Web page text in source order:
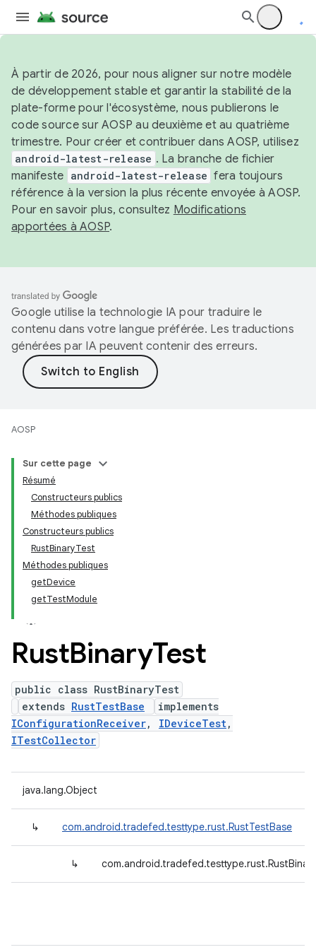
À partir de 2026, pour nous aligner sur notre modèle
de développement stable et garantir la stabilité de la
plate-forme pour l'écosystème, nous publierons le
code source sur AOSP au deuxième et au quatrième
trimestre. Pour créer et contribuer dans AOSP, utilisez
android-latest-release . La branche de fichier
manifeste android-latest-release fera toujours
référence à la version la plus récente envoyée à AOSP.
Pour en savoir plus, consultez Modifications
apportées à AOSP.
Google utilise la technologie IA pour traduire le
contenu dans votre langue préférée. Les traductions
générées par IA peuvent contenir des erreurs.
AOSP
Sur cette page
Résumé
Constructeurs publics
Méthodes publiques
Constructeurs publics
RustBinaryTest
Méthodes publiques
getDevice
getTestModule
RustBinaryTest
public class RustBinaryTest
extends RustTestBase
implements
IConfigurationReceiver, IDeviceTest,
ITestCollector
java.lang.Object
↳ com.android.tradefed.testtype.rust.RustTestBase
↳